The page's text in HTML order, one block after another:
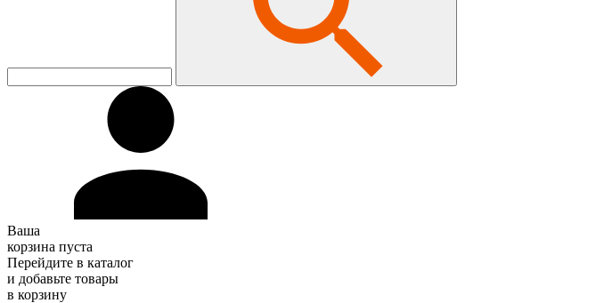
Ваша
корзина пуста
Перейдите в каталог
и добавьте товары
в корзину